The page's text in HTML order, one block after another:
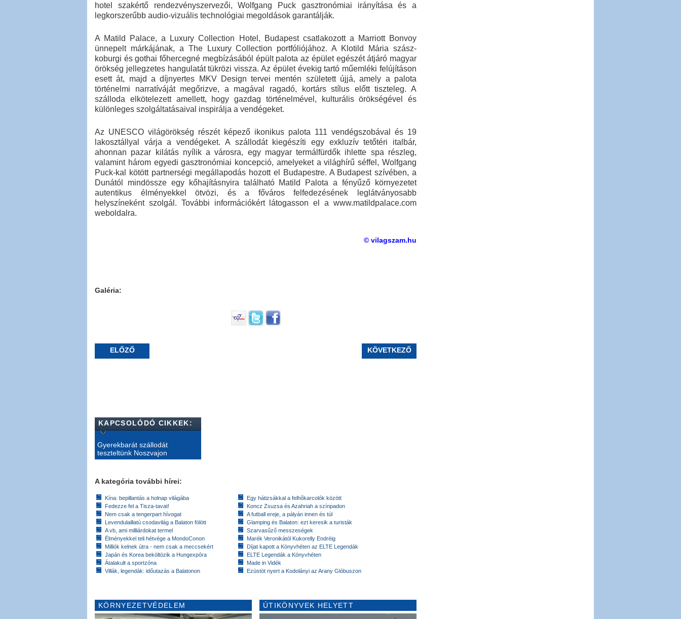
hotel szakértő rendezvényszervezői, Wolfgang Puck gasztronómiai irányítása és a
legkorszerűbb audio-vizuális technológiai megoldások garantálják.
A Matild Palace, a Luxury Collection Hotel, Budapest csatlakozott a Marriott Bonvoy
ünnepelt márkájának, a The Luxury Collection portfóliójához. A Klotild Mária szász-
koburgi és gothai főhercegné megbízásából épült palota az épület egészét átjáró magyar
örökség jellegzetes hangulatát tükrözi vissza. Az épület évekig tartó műemléki felújításon
esett át, majd a díjnyertes MKV Design tervei mentén született újjá, amely a palota
történelmi narratíváját megőrizve, a magával ragadó, kortárs stílus előtt tiszteleg. A
szálloda elkötelezett amellett, hogy gazdag történelmével, kulturális örökségével és
különleges szolgáltatásaival inspirálja a vendégeket.
Az UNESCO világörökség részét képező ikonikus palota 111 vendégszobával és 19
lakosztállyal várja a vendégeket. A szállodát kiegészíti egy exkluzív tetőtéri italbár,
ahonnan pazar kilátás nyílik a városra, egy magyar termálfürdők ihlette spa részleg,
valamint három egyedi gasztronómiai koncepció, amelyeket a világhírű séffel, Wolfgang
Puck-kal kötött partnerségi megállapodás hozott el Budapestre. A Budapest szívében, a
Dunától mindössze egy kőhajításnyira található Matild Palota a fényűző környezetet
autentikus élményekkel ötvözi, és a főváros felfedezésének leglátványosabb
helyszíneként szolgál. További információkért látogasson el a www.matildpalace.com
weboldalra.
© vilagszam.hu
Galéria:
ELŐZŐ KÖVETKEZŐ
KAPCSOLÓDÓ CIKKEK:
Gyerekbarát szállodát
teszteltünk Noszvajon
A kategória további hírei:
Kína: bepillantás a holnap világába
Fedezze fel a Tisza-tavat!
Nem csak a tengerpart hívogat
Levendulaillatú csodavilág a Balaton fölött
A vb, ami milliárdokat termel
Élményekkel teli hétvége a MondoConon
Milliók kelnek útra - nem csak a meccsekért
Japán és Korea beköltözik a Hungexpóra
Átalakult a sportzóna
Villák, legendák: időutazás a Balatonon
Egy hátizsákkal a felhőkarcolók között
Koncz Zsuzsa és Azahriah a színpadon
A futball ereje, a pályán innen és túl
Glamping és Balaton: ezt keresik a turisták
Szarvasűző messzeségek
Marék Veronikától Kukorelly Endréig
Díjat kapott a Könyvhéten az ELTE Legendák
ELTE Legendák a Könyvhéten
Made in Vidék
Ezüstöt nyert a Kodolányi az Arany Glóbuszon
KÖRNYEZETVÉDELEM ÚTIKÖNYVEK HELYETT